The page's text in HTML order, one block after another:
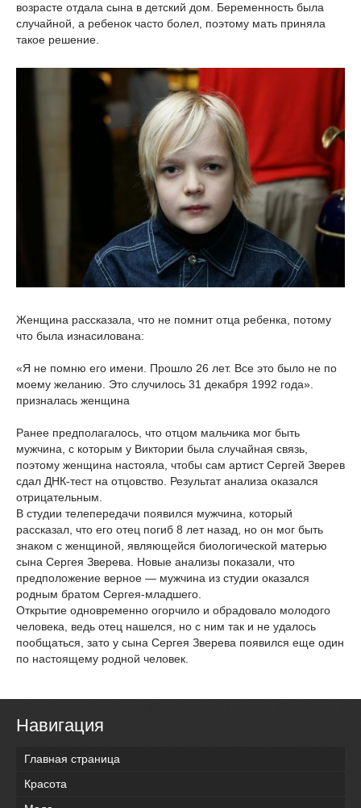
возрасте отдала сына в детский дом. Беременность была
случайной, а ребенок часто болел, поэтому мать приняла
такое решение.
Женщина рассказала, что не помнит отца ребенка, потому
что была изнасилована:
«Я не помню его имени. Прошло 26 лет. Все это было не по
моему желанию. Это случилось 31 декабря 1992 года».
призналась женщина
Ранее предполагалось, что отцом мальчика мог быть
мужчина, с которым у Виктории была случайная связь,
поэтому женщина настояла, чтобы сам артист Сергей Зверев
сдал ДНК-тест на отцовство. Результат анализа оказался
отрицательным.
В студии телепередачи появился мужчина, который
рассказал, что его отец погиб 8 лет назад, но он мог быть
знаком с женщиной, являющейся биологической матерью
сына Сергея Зверева. Новые анализы показали, что
предположение верное — мужчина из студии оказался
родным братом Сергея-младшего.
Открытие одновременно огорчило и обрадовало молодого
человека, ведь отец нашелся, но с ним так и не удалось
пообщаться, зато у сына Сергея Зверева появился еще один
по настоящему родной человек.
Навигация
Главная страница
Красота